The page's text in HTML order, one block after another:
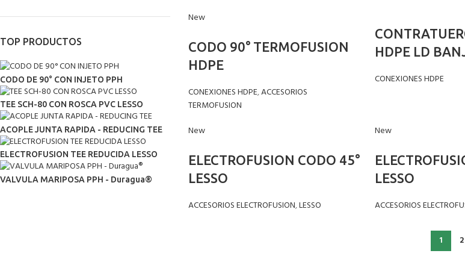
TOP PRODUCTOS
CODO DE 90° CON INJETO PPH
TEE SCH-80 CON ROSCA PVC LESSO
ACOPLE JUNTA RAPIDA - REDUCING TEE
ELECTROFUSION TEE REDUCIDA LESSO
VALVULA MARIPOSA PPH - Duragua®
New
CODO 90° TERMOFUSION
HDPE
CONEXIONES HDPE,ACCESORIOS
TERMOFUSION
HDPE LD
CONEXIONES HDPE
New
ELECTROFUSION CODO 45°
LESSO
ACCESORIOS ELECTROFUSION,LESSO
New
LESSO
ACCESORIOS
1 2